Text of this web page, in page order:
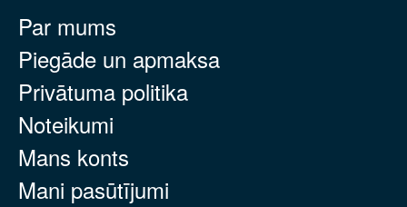
Par mums
Piegāde un apmaksa
Privātuma politika
Noteikumi
Mans konts
Mani pasūtījumi